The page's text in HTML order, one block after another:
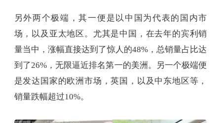
另外两个极端，其一便是以中国为代表的国内市
场，以及亚太地区。尤其是中国，在去年的宾利销
量当中，涨幅直接达到了惊人的48%，总销量占比达
到了26%，无限逼近排名第一的美洲。另一个极端便
是发达国家的欧洲市场，英国，以及中东地区等，
销量跌幅超过10%。